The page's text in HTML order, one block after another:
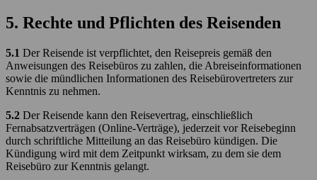
5. Rechte und Pflichten des Reisenden
5.1 Der Reisende ist verpflichtet, den Reisepreis gemäß den
Anweisungen des Reisebüros zu zahlen, die Abreiseinformationen
sowie die mündlichen Informationen des Reisebürovertreters zur
Kenntnis zu nehmen.
5.2 Der Reisende kann den Reisevertrag, einschließlich
Fernabsatzverträgen (Online-Verträge), jederzeit vor Reisebeginn
durch schriftliche Mitteilung an das Reisebüro kündigen. Die
Kündigung wird mit dem Zeitpunkt wirksam, zu dem sie dem
Reisebüro zur Kenntnis gelangt.